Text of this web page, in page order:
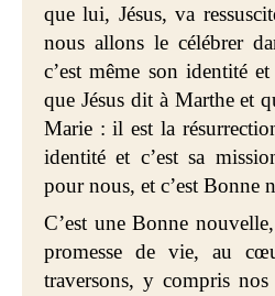
que lui, Jésus, va
nous allons le célébrer
c’est même son identité
que Jésus dit à Marthe et
Marie : il est la
identité et c’est sa
pour nous, et c’est Bonne
C’est une Bonne
promesse de vie, au
traversons, y compris